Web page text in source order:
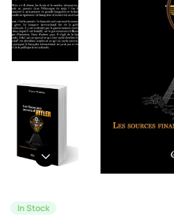
In Stock